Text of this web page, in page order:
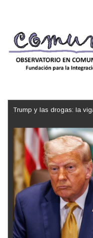
Trump y las drogas: la